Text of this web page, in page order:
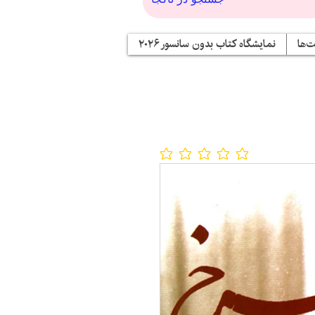
نمایشگاه کتاب بدون سانسور ۲۰۲۶
No ratings yet